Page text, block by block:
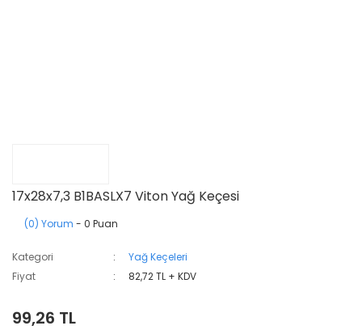
17x28x7,3 B1BASLX7 Viton Yağ Keçesi
(0) Yorum - 0 Puan
Kategori
Yağ Keçeleri
Fiyat
82,72 TL + KDV
99,26 TL